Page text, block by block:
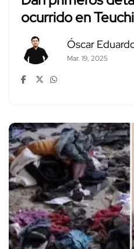
ocurrido en
Óscar
Mar. 19, 2025